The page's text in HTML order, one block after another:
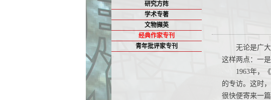
研究方阵
学术专著
文物撷英
经典作家专刊
青年批评家专刊
无论是广
这样两点：一
1963年，
的专访。这时
很快便寄来一